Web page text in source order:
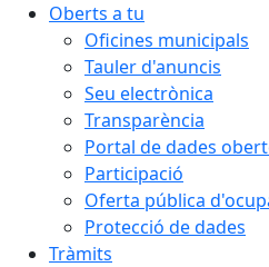
Oberts a tu
Oficines municipals
Tauler d'anuncis
Seu electrònica
Transparència
Portal de dades
Participació
Oferta pública
Protecció de dades
Tràmits